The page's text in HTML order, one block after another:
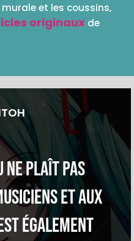
et les coussins,
originaux de
ne plaît pas
et aux
également